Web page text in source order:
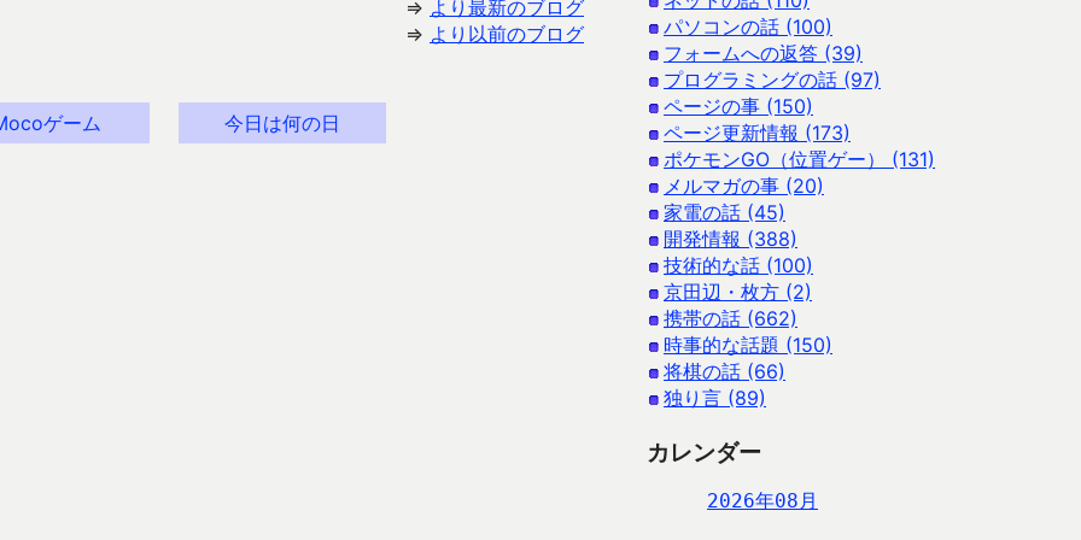
⇒ より最新のブログ
⇒ より以前のブログ
ゲーム 今日は何の日
パソコンの話 (100)
フォームへの返答 (39)
プログラミングの話 (97)
ページの事 (150)
ページ更新情報 (173)
ポケモンGO（位置ゲー） (131)
メルマガの事 (20)
家電の話 (45)
開発情報 (388)
技術的な話 (100)
京田辺・枚方 (2)
携帯の話 (662)
時事的な話題 (150)
将棋の話 (66)
独り言 (89)
カレンダー
2026年08月